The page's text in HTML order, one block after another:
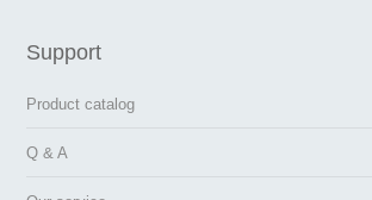
Support
Product catalog
Q & A